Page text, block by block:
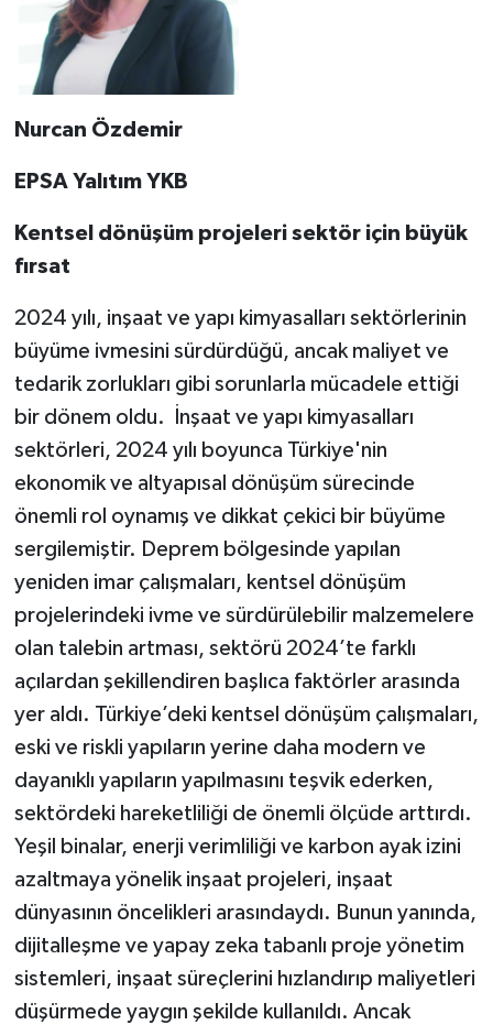
Nurcan Özdemir
EPSA Yalıtım YKB
Kentsel dönüşüm projeleri sektör için büyük
fırsat
2024 yılı, inşaat ve yapı kimyasalları sektörlerinin
büyüme ivmesini sürdürdüğü, ancak maliyet ve
tedarik zorlukları gibi sorunlarla mücadele ettiği
bir dönem oldu. İnşaat ve yapı kimyasalları
sektörleri, 2024 yılı boyunca Türkiye'nin
ekonomik ve altyapısal dönüşüm sürecinde
önemli rol oynamış ve dikkat çekici bir büyüme
sergilemiştir. Deprem bölgesinde yapılan
yeniden imar çalışmaları, kentsel dönüşüm
projelerindeki ivme ve sürdürülebilir malzemelere
olan talebin artması, sektörü 2024’te farklı
açılardan şekillendiren başlıca faktörler arasında
yer aldı. Türkiye’deki kentsel dönüşüm çalışmaları,
eski ve riskli yapıların yerine daha modern ve
dayanıklı yapıların yapılmasını teşvik ederken,
sektördeki hareketliliği de önemli ölçüde arttırdı.
Yeşil binalar, enerji verimliliği ve karbon ayak izini
azaltmaya yönelik inşaat projeleri, inşaat
dünyasının öncelikleri arasındaydı. Bunun yanında,
dijitalleşme ve yapay zeka tabanlı proje yönetim
sistemleri, inşaat süreçlerini hızlandırıp maliyetleri
düşürmede yaygın şekilde kullanıldı. Ancak